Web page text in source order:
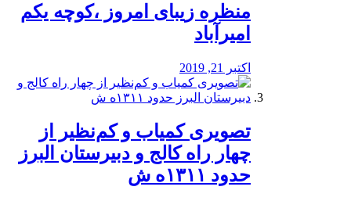
منظره‌‌ زیبای امروز ،کوچه یکم
امیرآباد
اکتبر 21, 2019
️تصویری کمیاب و کم‌نظیر از
چهار راه كالج و دبيرستان البرز
حدود ۱۳۱۱ه ش